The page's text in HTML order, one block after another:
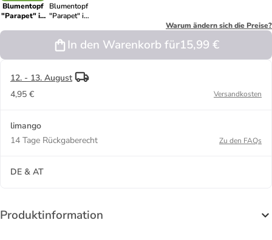
Blumentopf
"Parapet" in
(H)40 x Ø 17
Blumentopf
"Parapet" in
Warum ändern sich die Preise?
In den Warenkorb für15,99 €
12. - 13. August
4,95 €
Versandkosten
limango
14 Tage Rückgaberecht
Zu den FAQs
DE & AT
Produktinformation